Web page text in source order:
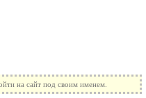
на сайт под своим именем.